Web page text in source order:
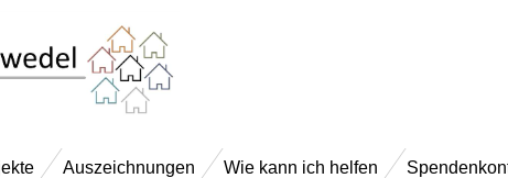
Auszeichnungen Wie kann ich helfen